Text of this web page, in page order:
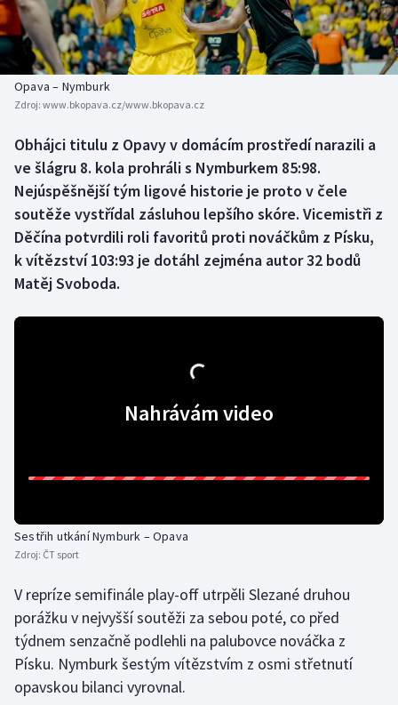
Basketbal
Biatlon
Boby a skeleton
Box
Curling
Dostihy
Florbal
Jezdectví
Judo
Lezení
Lyže a snowboard
Moderní pětiboj
Historické návraty
Aplikace ČT sport
AZ kvíz
Opava – Nymburk
Zdroj: www.bkopava.cz/www.bkopava.cz
Obhájci titulu z Opavy v domácím prostředí narazili a
ve šlágru 8. kola prohráli s Nymburkem 85:98.
Nejúspěšnější tým ligové historie je proto v čele
soutěže vystřídal zásluhou lepšího skóre. Vicemistři z
Děčína potvrdili roli favoritů proti nováčkům z Písku,
k vítězství 103:93 je dotáhl zejména autor 32 bodů
Matěj Svoboda.
Nahrávám video
Sestřih utkání Nymburk – Opava
Zdroj: ČT sport
V repríze semifinále play-off utrpěli Slezané druhou
porážku v nejvyšší soutěži za sebou poté, co před
týdnem senzačně podlehli na palubovce nováčka z
Písku. Nymburk šestým vítězstvím z osmi střetnutí
opavskou bilanci vyrovnal.